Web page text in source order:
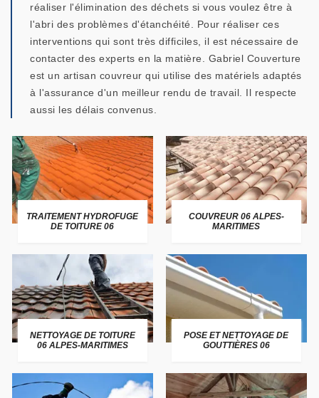
réaliser l'élimination des déchets si vous voulez être à
l'abri des problèmes d'étanchéité. Pour réaliser ces
interventions qui sont très difficiles, il est nécessaire de
contacter des experts en la matière. Gabriel Couverture
est un artisan couvreur qui utilise des matériels adaptés
à l'assurance d'un meilleur rendu de travail. Il respecte
aussi les délais convenus.
TRAITEMENT HYDROFUGE
DE TOITURE 06
COUVREUR 06 ALPES-
MARITIMES
NETTOYAGE DE TOITURE
06 ALPES-MARITIMES
POSE ET NETTOYAGE DE
GOUTTIÈRES 06